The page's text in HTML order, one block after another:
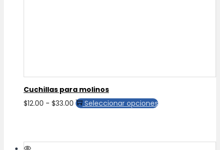
Cuchillas para molinos
$12.00 - $33.00 Rango
desde
Seleccionar opcionesEste
múltiples